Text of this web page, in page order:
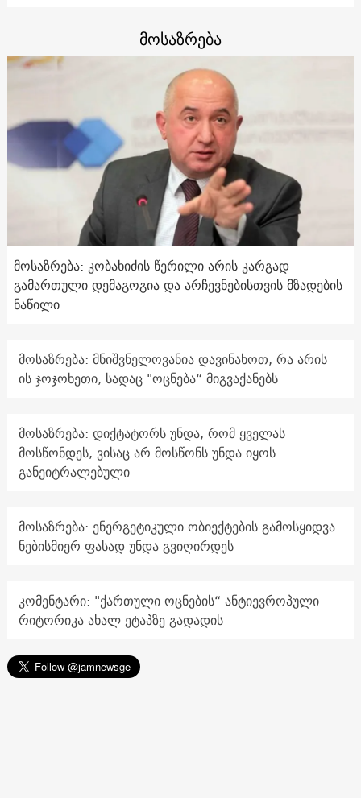
მოსაზრება
მოსაზრება: კობახიძის წერილი არის კარგად
გამართული დემაგოგია და არჩევნებისთვის მზადების
ნაწილი
მოსაზრება: მნიშვნელოვანია დავინახოთ, რა არის
ის ჯოჯოხეთი, სადაც "ოცნება“ მიგვაქანებს
მოსაზრება: დიქტატორს უნდა, რომ ყველას
მოსწონდეს, ვისაც არ მოსწონს უნდა იყოს
განეიტრალებული
მოსაზრება: ენერგეტიკული ობიექტების გამოსყიდვა
ნებისმიერ ფასად უნდა გვიღირდეს
კომენტარი: "ქართული ოცნების“ ანტიევროპული
რიტორიკა ახალ ეტაპზე გადადის